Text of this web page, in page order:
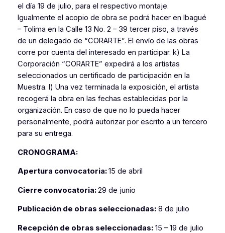
el día 19 de julio, para el respectivo montaje.
Igualmente el acopio de obra se podrá hacer en Ibagué
– Tolima en la Calle 13 No. 2 – 39 tercer piso, a través
de un delegado de “CORARTE”. El envío de las obras
corre por cuenta del interesado en participar. k) La
Corporación “CORARTE” expedirá a los artistas
seleccionados un certificado de participación en la
Muestra. l) Una vez terminada la exposición, el artista
recogerá la obra en las fechas establecidas por la
organización. En caso de que no lo pueda hacer
personalmente, podrá autorizar por escrito a un tercero
para su entrega.
CRONOGRAMA:
Apertura convocatoria:15 de abril
Cierre convocatoria:29 de junio
Publicación de obras seleccionadas:8 de julio
Recepción de obras seleccionadas:15 – 19 de julio